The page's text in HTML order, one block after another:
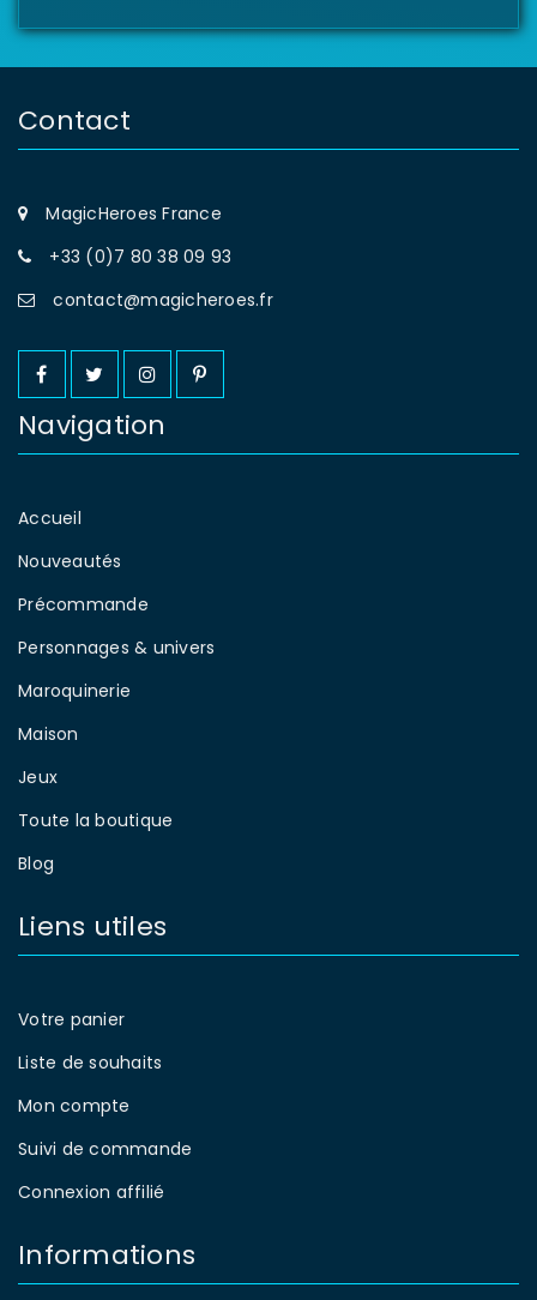
Contact
MagicHeroes France
+33 (0)7 80 38 09 93
contact@magicheroes.fr
Navigation
Accueil
Nouveautés
Précommande
Personnages & univers
Maroquinerie
Maison
Jeux
Toute la boutique
Blog
Liens utiles
Votre panier
Liste de souhaits
Mon compte
Suivi de commande
Connexion affilié
Informations